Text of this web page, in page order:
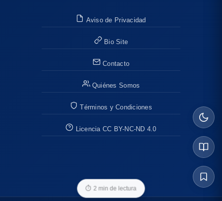
Aviso de Privacidad
Bio Site
Contacto
Quiénes Somos
Términos y Condiciones
Licencia CC BY-NC-ND 4.0
⏱ 2 min de lectura